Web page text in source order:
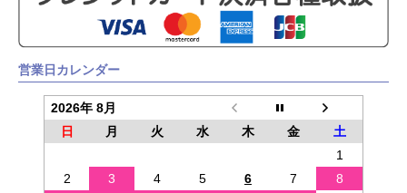
営業日カレンダー
2026年 8月
日
月 火 水 木 金
土
1
2
3 4 5 6 7
8